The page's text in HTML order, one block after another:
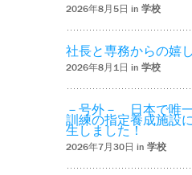
2026年8月5日 in 学校
社長と専務からの嬉
2026年8月1日 in 学校
－号外－ 日本で唯
訓練の指定養成施設
生しました！
2026年7月30日 in 学校